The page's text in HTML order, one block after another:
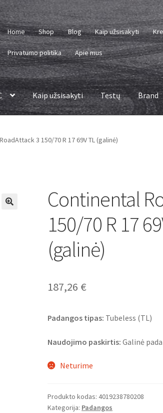
Home Shop Blog Kaip užsisakyti
Privatumo politika Apie mus
Kaip užsisakyti Testų Brand
3 150/70 R 17 69V TL (galinė)
Continental
150/70 R 17
(galinė)
187,26 €
Padangos tipas: Tubeless (TL)
Naudojimo paskirtis: Galinė
Neturime
Produkto kodas:4019238780208
Kategorija: Padangos